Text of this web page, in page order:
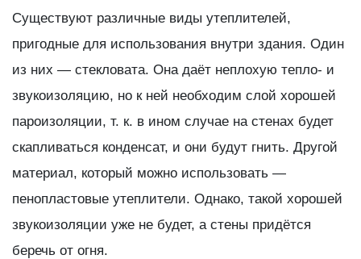
Существуют различные виды утеплителей,
пригодные для использования внутри здания. Один
из них — стекловата. Она даёт неплохую тепло- и
звукоизоляцию, но к ней необходим слой хорошей
пароизоляции, т. к. в ином случае на стенах будет
скапливаться конденсат, и они будут гнить. Другой
материал, который можно использовать —
пенопластовые утеплители. Однако, такой хорошей
звукоизоляции уже не будет, а стены придётся
беречь от огня.